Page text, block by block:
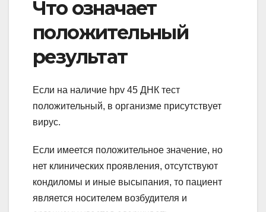
Что означает
положительный
результат
Если на наличие hpv 45 ДНК тест
положительный, в организме присутствует
вирус.
Если имеется положительное значение, но
нет клинических проявления, отсутствуют
кондиломы и иные высыпания, то пациент
является носителем возбудителя и